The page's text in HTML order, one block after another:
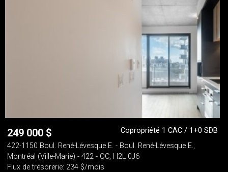
249 000 $
Copropriété 1 CAC / 1+0 SDB
422-1150 Boul. René-Lévesque E. - Boul. René-Lévesque E.,
Montréal (Ville-Marie) - 422 - QC, H2L 0J6
Flux de trésorerie: 234 $/mois